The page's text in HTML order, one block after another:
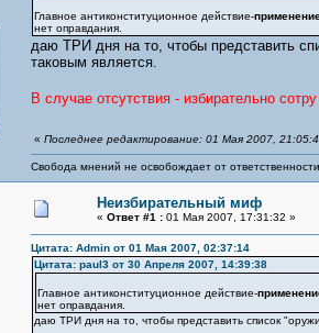
Главное антиконституционное действие-
нет оправдания.
даю ТРИ дня на то, чтобы представить
таковым является.
В случае отсутствия - избирательно сотру
« Последнее редактирование: 01 Мая 2007,
Свобода мнений не освобождает от
Неизбирательный миф
« Ответ #1 :01 Мая 2007, 17:31:32 »
Цитата: Admin от 01 Мая 2007, 02:37:14
Цитата: paul3 от 30 Апреля 2007, 14:39:38
Главное антиконституционное действие-
нет оправдания.
даю ТРИ дня на то, чтобы представить список